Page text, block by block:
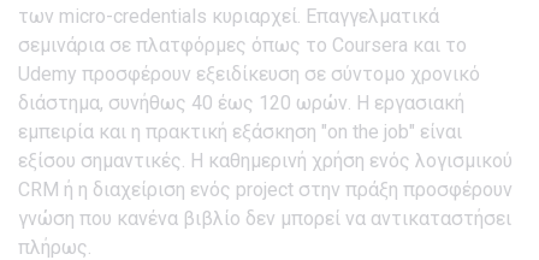
των micro-credentials κυριαρχεί. Επαγγελματικά
σεμινάρια σε πλατφόρμες όπως το Coursera και το
Udemy προσφέρουν εξειδίκευση σε σύντομο χρονικό
διάστημα, συνήθως 40 έως 120 ωρών. Η εργασιακή
εμπειρία και η πρακτική εξάσκηση "on the job" είναι
εξίσου σημαντικές. Η καθημερινή χρήση ενός λογισμικού
CRM ή η διαχείριση ενός project στην πράξη προσφέρουν
γνώση που κανένα βιβλίο δεν μπορεί να αντικαταστήσει
πλήρως.